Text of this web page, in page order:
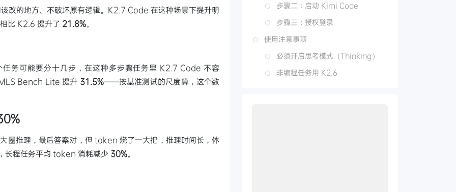
改的地方、不破坏原有逻辑。K2.7 Code 在这种场景下提升明
比 K2.6 提升了 21.8%。
务可能要分十几步，在这种多步骤任务里 K2.7 Code 不容
Bench Lite 提升 31.5%——按基准测试的尺度算，这个数
圈推理，最后答案对，但 token 烧了一大把，推理时间长，体
长程任务平均 token 消耗减少 30%。
步骤二：启动 Kimi Code
步骤三：授权登录
使用注意事项
必须开启思考模式（Thinking）
非编程任务用 K2.6